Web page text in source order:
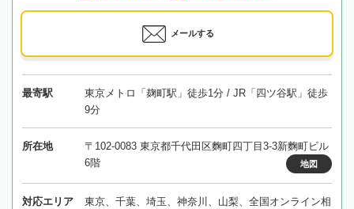
メールする
最寄駅
東京メトロ「麹町駅」徒歩1分 / JR「四ツ谷駅」徒歩
9分
所在地
〒102-0083 東京都千代田区麴町四丁目3-3新麴町ビル
6階
地図
対応エリア
東京、千葉、埼玉、神奈川、山梨、全国オンライン相